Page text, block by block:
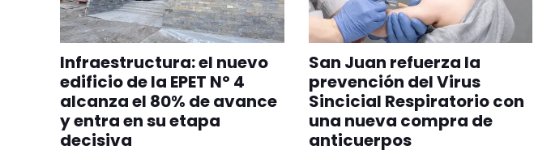
Infraestructura: el nuevo
edificio de la EPET Nº 4
alcanza el 80% de avance
y entra en su etapa
decisiva
San Juan refuerza la
prevención del Virus
Sincicial Respiratorio con
una nueva compra de
anticuerpos